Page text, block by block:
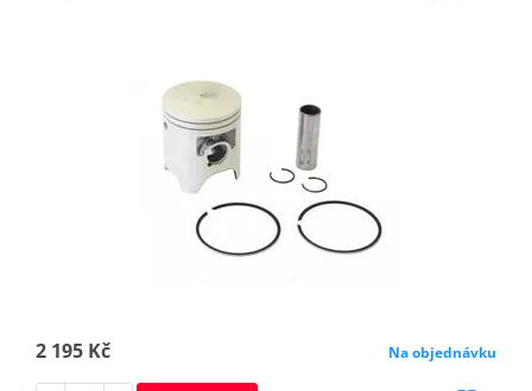
2 195 Kč Na objednávku